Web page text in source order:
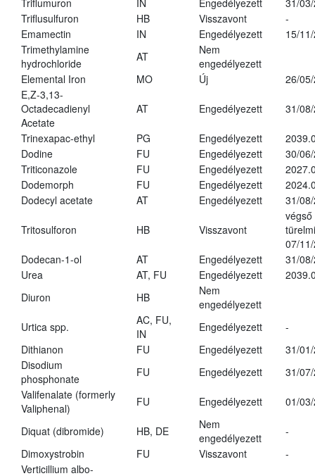
Triflumuron
IN Engedélyezett
31/
Triflusulfuron
HB Visszavont
-
Emamectin
IN Engedélyezett
15/
Trimethylamine
hydrochloride
AT
Nem
engedélyezett
Elemental Iron
MO Új
26/
E,Z-3,13-
Octadecadienyl
Acetate
AT Engedélyezett 31/
Trinexapac-ethyl PG Engedélyezett
Dodine
FU Engedélyezett
30/
Triticonazole
FU Engedélyezett
Dodemorph
FU Engedélyezett
Dodecyl acetate
AT Engedélyezett 31/
Tritosulforon HB Visszavont
végső
07/
Dodecan-1-ol
AT Engedélyezett
31/
Urea
AT, FU Engedélyezett
Diuron
HB
Nem
engedélyezett
Urtica spp.
AC, FU,
IN
Engedélyezett
-
Dithianon
FU Engedélyezett
31/
Disodium
phosphonate
FU Engedélyezett
31/
Valifenalate (formerly
Valiphenal)
FU Engedélyezett 01/
Diquat (dibromide) HB, DE
Nem
engedélyezett
-
Dimoxystrobin
FU Visszavont
-
Verticillium albo-